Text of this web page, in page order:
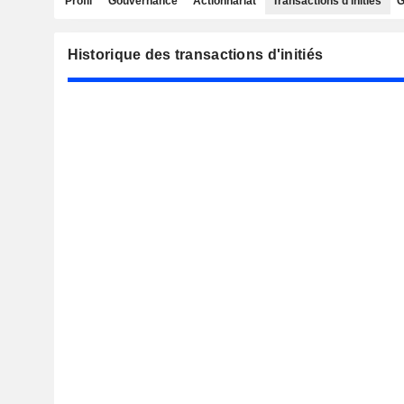
Historique des transactions d'initiés